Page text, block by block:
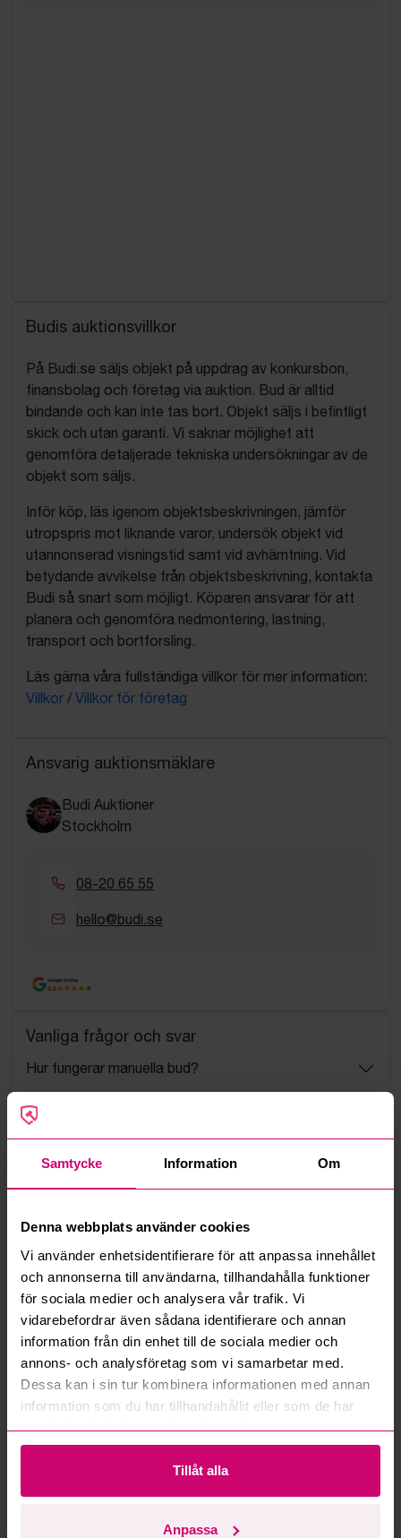
Samtycke Information Om
Denna webbplats använder cookies
Vi använder enhetsidentifierare för att anpassa innehållet
och annonserna till användarna, tillhandahålla funktioner
för sociala medier och analysera vår trafik. Vi
vidarebefordrar även sådana identifierare och annan
information från din enhet till de sociala medier och
annons- och analysföretag som vi samarbetar med.
Dessa kan i sin tur kombinera informationen med annan
information som du har tillhandahållit eller som de har
samlat in när du har använt deras tjänster.
Tillåt alla
Anpassa
Budis auktionsvillkor
På Budi.se säljs objekt på uppdrag av konkursbon,
finansbolag och företag via auktion. Bud är alltid
bindande och kan inte tas bort. Objekt säljs i befintligt
skick och utan garanti. Vi saknar möjlighet att
genomföra detaljerade tekniska undersökningar av de
objekt som säljs.
Inför köp, läs igenom objektsbeskrivningen, jämför
utropspris mot liknande varor, undersök objekt vid
utannonserad visningstid samt vid avhämtning. Vid
betydande avvikelse från objektsbeskrivning, kontakta
Budi så snart som möjligt. Köparen ansvarar för att
planera och genomföra nedmontering, lastning,
transport och bortforsling.
Läs gärna våra fullständiga villkor för mer information:
Villkor / Villkor för företag
Ansvarig auktionsmäklare
Budi Auktioner
Stockholm
08-20 65 55
hello@budi.se
Google Rating
4.5
Vanliga frågor och svar
Hur fungerar manuella bud?
Vad innebär serviceavgift?
Vad är ett reservationspris?
Hur fungerar budmotorn?
Kan jag ångra ett bud?
Läs fler frågor och svar
Mer från samma kategori
Oanvänd